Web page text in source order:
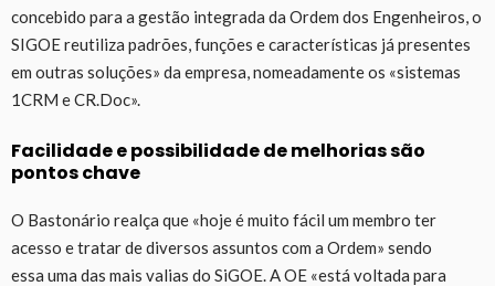
concebido para a gestão integrada da Ordem dos Engenheiros, o
SIGOE reutiliza padrões, funções e características já presentes
em outras soluções» da empresa, nomeadamente os «sistemas
1CRM e CR.Doc».
Facilidade e possibilidade de melhorias são
pontos chave
O Bastonário realça que «hoje é muito fácil um membro ter
acesso e tratar de diversos assuntos com a Ordem» sendo
essa uma das mais valias do SiGOE. A OE «está voltada para